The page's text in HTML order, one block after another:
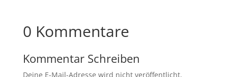
0 Kommentare
Kommentar Schreiben
Deine E-Mail-Adresse wird nicht veröffentlicht.